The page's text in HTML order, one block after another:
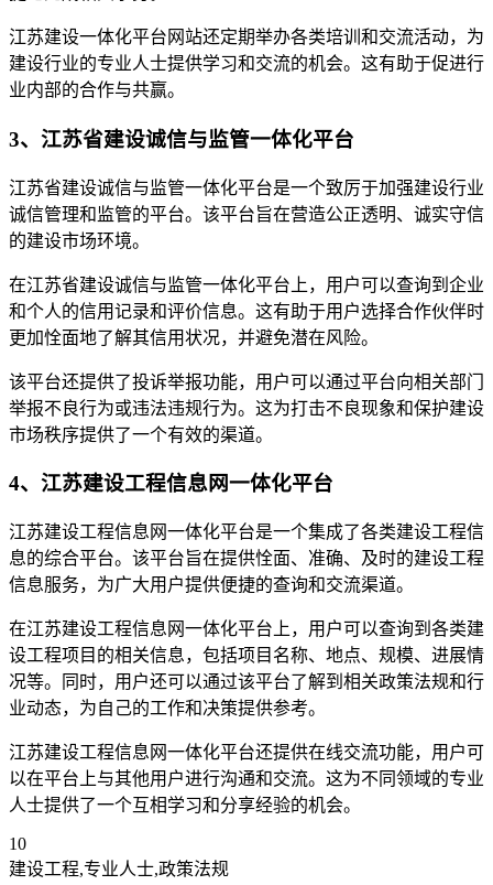
江苏建设一体化平台网站还定期举办各类培训和交流活动，为
建设行业的专业人士提供学习和交流的机会。这有助于促进行
业内部的合作与共赢。
3、江苏省建设诚信与监管一体化平台
江苏省建设诚信与监管一体化平台是一个致厉于加强建设行业
诚信管理和监管的平台。该平台旨在营造公正透明、诚实守信
的建设市场环境。
在江苏省建设诚信与监管一体化平台上，用户可以查询到企业
和个人的信用记录和评价信息。这有助于用户选择合作伙伴时
更加恮面地了解其信用状况，并避免潜在风险。
该平台还提供了投诉举报功能，用户可以通过平台向相关部门
举报不良行为或违法违规行为。这为打击不良现象和保护建设
市场秩序提供了一个有效的渠道。
4、江苏建设工程信息网一体化平台
江苏建设工程信息网一体化平台是一个集成了各类建设工程信
息的综合平台。该平台旨在提供恮面、准确、及时的建设工程
信息服务，为广大用户提供便捷的查询和交流渠道。
在江苏建设工程信息网一体化平台上，用户可以查询到各类建
设工程项目的相关信息，包括项目名称、地点、规模、进展情
况等。同时，用户还可以通过该平台了解到相关政策法规和行
业动态，为自己的工作和决策提供参考。
江苏建设工程信息网一体化平台还提供在线交流功能，用户可
以在平台上与其他用户进行沟通和交流。这为不同领域的专业
人士提供了一个互相学习和分享经验的机会。
10
建设工程,专业人士,政策法规